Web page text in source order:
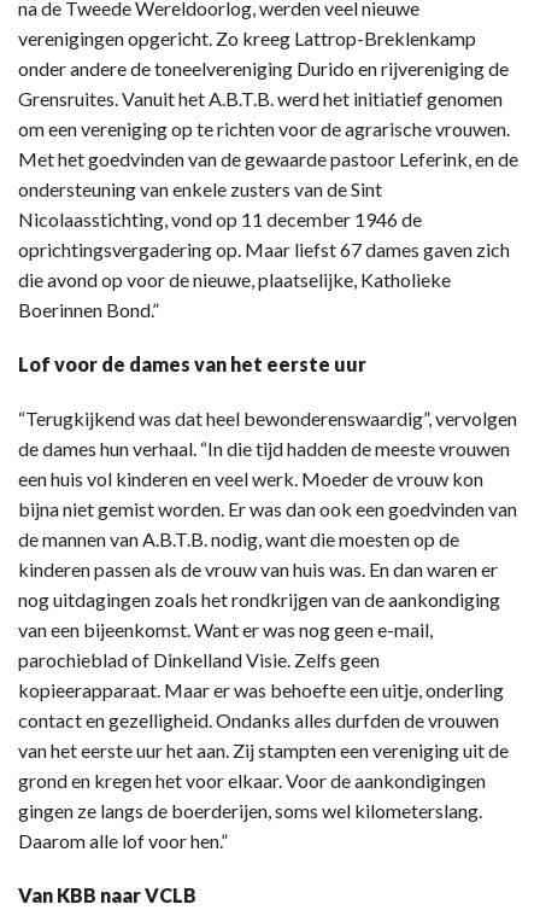
na de Tweede Wereldoorlog, werden veel nieuwe
verenigingen opgericht. Zo kreeg Lattrop-Breklenkamp
onder andere de toneelvereniging Durido en rijvereniging de
Grensruites. Vanuit het A.B.T.B. werd het initiatief genomen
om een vereniging op te richten voor de agrarische vrouwen.
Met het goedvinden van de gewaarde pastoor Leferink, en de
ondersteuning van enkele zusters van de Sint
Nicolaasstichting, vond op 11 december 1946 de
oprichtingsvergadering op. Maar liefst 67 dames gaven zich
die avond op voor de nieuwe, plaatselijke, Katholieke
Boerinnen Bond.”
Lof voor de dames van het eerste uur
“Terugkijkend was dat heel bewonderenswaardig”, vervolgen
de dames hun verhaal. “In die tijd hadden de meeste vrouwen
een huis vol kinderen en veel werk. Moeder de vrouw kon
bijna niet gemist worden. Er was dan ook een goedvinden van
de mannen van A.B.T.B. nodig, want die moesten op de
kinderen passen als de vrouw van huis was. En dan waren er
nog uitdagingen zoals het rondkrijgen van de aankondiging
van een bijeenkomst. Want er was nog geen e-mail,
parochieblad of Dinkelland Visie. Zelfs geen
kopieerapparaat. Maar er was behoefte een uitje, onderling
contact en gezelligheid. Ondanks alles durfden de vrouwen
van het eerste uur het aan. Zij stampten een vereniging uit de
grond en kregen het voor elkaar. Voor de aankondigingen
gingen ze langs de boerderijen, soms wel kilometerslang.
Daarom alle lof voor hen.”
Van KBB naar VCLB